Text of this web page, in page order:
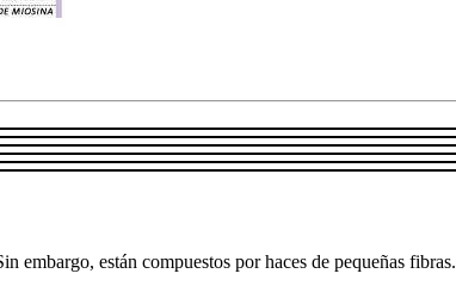
embargo, están compuestos por haces de pequeñas fibras.